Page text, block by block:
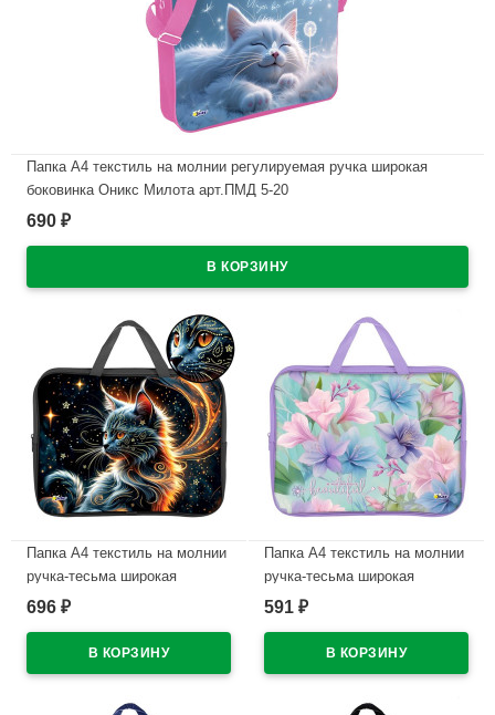
Папка А4 текстиль на молнии регулируемая ручка широкая
боковинка Оникс Милота арт.ПМД 5-20
В наличии
690 ₽
Папка А4 текстиль на молнии
ручка-тесьма широкая
боковинка Оникс Дымчатый
696 ₽
Папка А4 текстиль на молнии
ручка-тесьма широкая
боковинка Оникс Нежность
591 ₽